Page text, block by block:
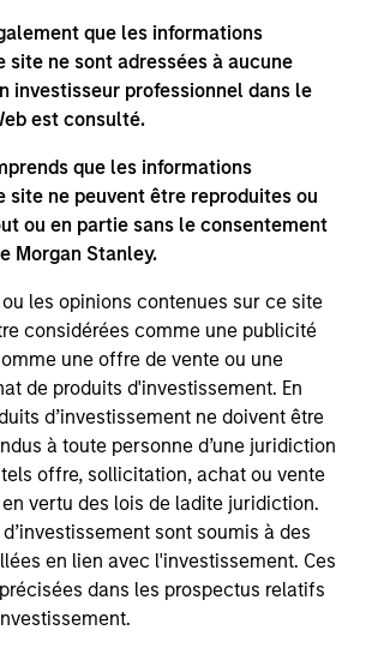
que les informations
site ne sont adressées à aucune
investisseur professionnel dans le
est consulté.
que les informations
site ne peuvent être reproduites ou
ou en partie sans le consentement
Morgan Stanley.
les opinions contenues sur ce site
considérées comme une publicité
une offre de vente ou une
de produits d'investissement. En
d’investissement ne doivent être
à toute personne d’une juridiction
offre, sollicitation, achat ou vente
vertu des lois de ladite juridiction.
sont soumis à des
en lien avec l'investissement. Ces
dans les prospectus relatifs
desk focusing on special
Previously, he was a
analyst in a Chicago family
long-only portfolios and running
finance from Penn State
from the University of Chicago
Financial Analyst